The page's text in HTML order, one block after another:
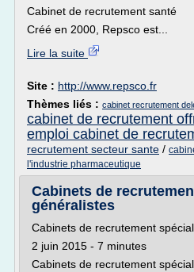
Cabinet de recrutement santé
Créé en 2000, Repsco est...
Lire la suite
Site : http://www.repsco.fr
Thèmes liés : cabinet recrutement
cabinet de recrutement
emploi cabinet de
recrutement secteur sante /
l'industrie pharmaceutique
Cabinets de
généralistes
Cabinets de recrutement
2 juin 2015 - 7 minutes
Cabinets de recrutement